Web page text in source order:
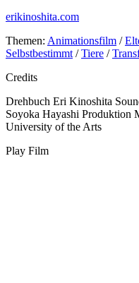
erikinoshita.com
Themen: Animationsfilm /
Selbstbestimmt /Tiere /
Credits
Drehbuch Eri Kinoshita
Soyoka Hayashi Produktion
University of the Arts
Play Film